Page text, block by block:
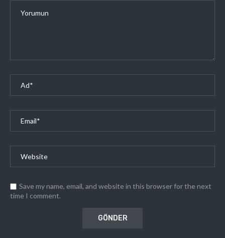
Save my name, email, and website in this browser for the next
time I comment.